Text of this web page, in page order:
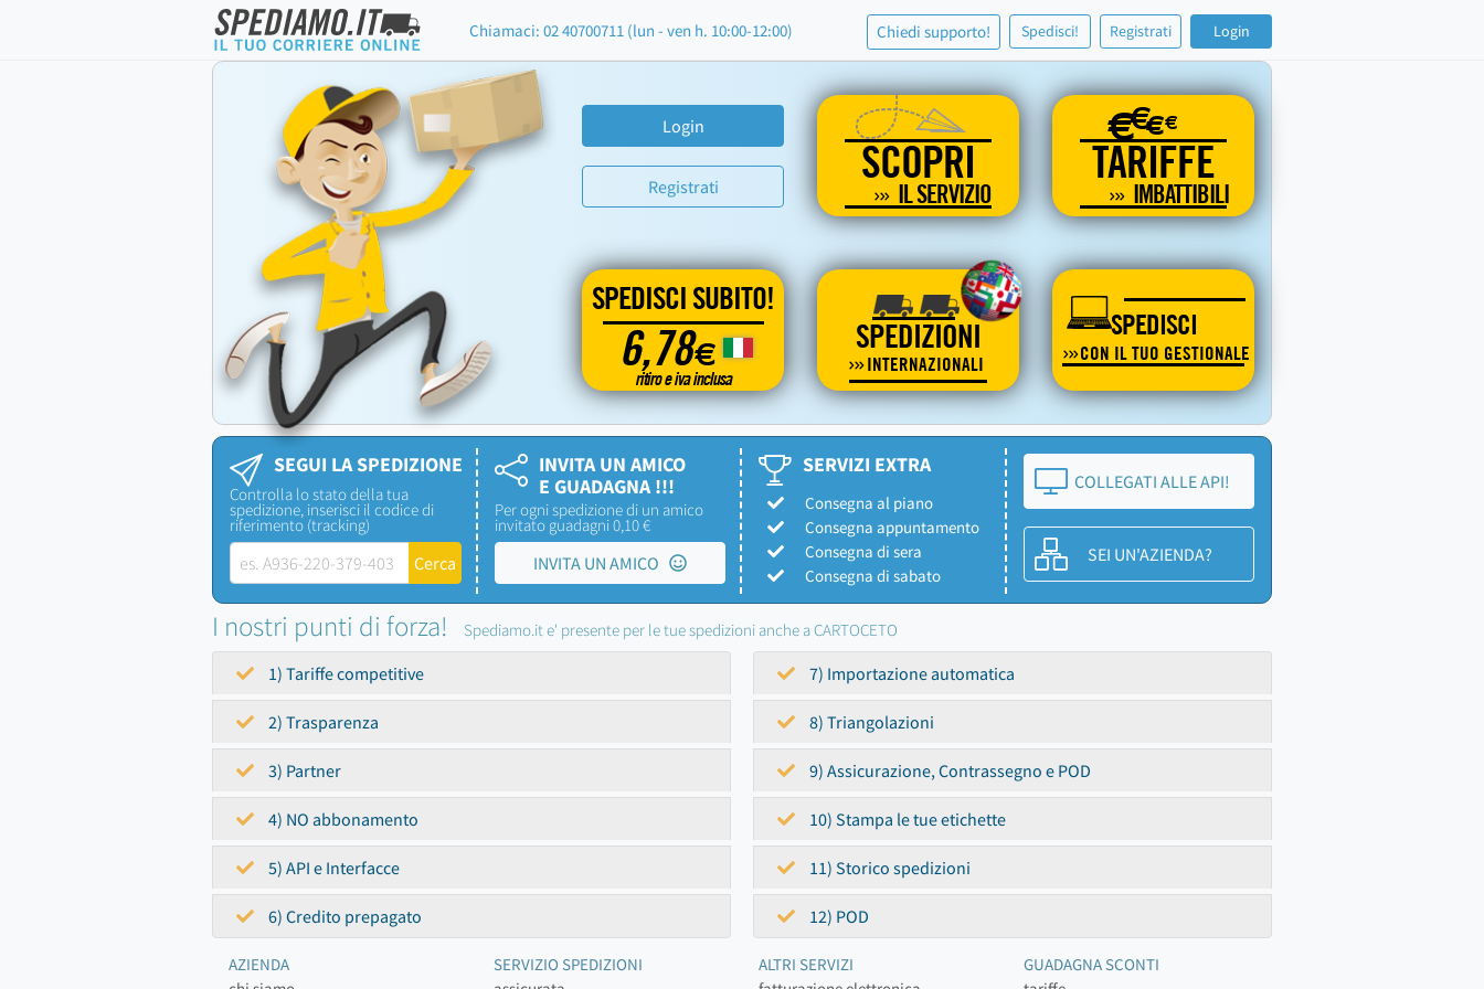
Chiamaci: 02 40700711 (lun - ven h. 10:00-12:00) Chiedi supporto! Spedisci! Registrati Login
Login
Registrati SCOPRI
IL SERVIZIO
€€€€
TARIFFE
IMBATTIBILI
SPEDISCI SUBITO!
6,78€
ritiro e iva inclusa
SPEDIZIONI
INTERNAZIONALI
SPEDISCI
CON IL TUO GESTIONALE
SEGUI LA SPEDIZIONE
Controlla lo stato della tua
spedizione, inserisci il codice di
riferimento (tracking)
INVITA UN AMICO
E GUADAGNA !!!
Per ogni spedizione di un amico
invitato guadagni 0,10 €
INVITA UN AMICO
SERVIZI EXTRA
Consegna al piano
Consegna appuntamento
Consegna di sera
Consegna di sabato
COLLEGATI ALLE API!
SEI UN'AZIENDA?
I nostri punti di forza! Spediamo.it e' presente per le tue spedizioni anche a CARTOCETO
1) Tariffe competitive
2) Trasparenza
3) Partner
4) NO abbonamento
5) API e Interfacce
6) Credito prepagato
7) Importazione automatica
8) Triangolazioni
9) Assicurazione, Contrassegno e POD
10) Stampa le tue etichette
11) Storico spedizioni
12) POD
AZIENDA
SERVIZIO SPEDIZIONI
ALTRI SERVIZI
GUADAGNA SCONTI